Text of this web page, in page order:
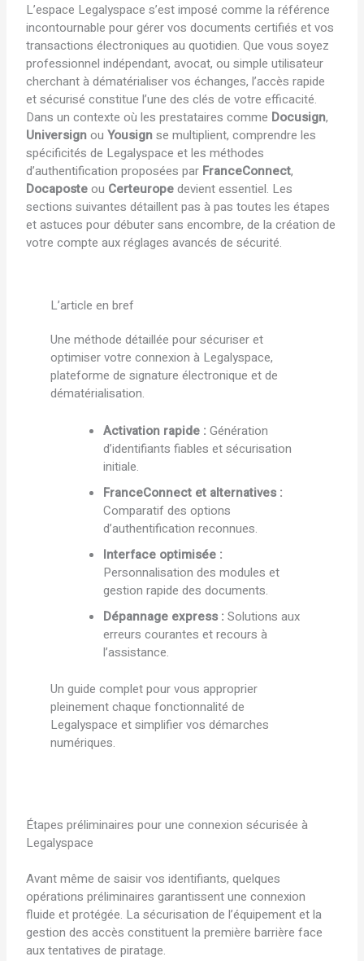
L’espace Legalyspace s’est imposé comme la référence
incontournable pour gérer vos documents certifiés et vos
transactions électroniques au quotidien. Que vous soyez
professionnel indépendant, avocat, ou simple utilisateur
cherchant à dématérialiser vos échanges, l’accès rapide
et sécurisé constitue l’une des clés de votre efficacité.
Dans un contexte où les prestataires comme Docusign,
UniversignouYousignse multiplient, comprendre les
spécificités de Legalyspace et les méthodes
d’authentification proposées par FranceConnect,
Docaposteou Certeuropedevient essentiel. Les
sections suivantes détaillent pas à pas toutes les étapes
et astuces pour débuter sans encombre, de la création de
votre compte aux réglages avancés de sécurité.
L’article en bref
Une méthode détaillée pour sécuriser et
optimiser votre connexion à Legalyspace,
plateforme de signature électronique et de
dématérialisation.
Activation rapide : Génération
d’identifiants fiables et sécurisation
initiale.
FranceConnect et alternatives :
Comparatif des options
d’authentification reconnues.
Interface optimisée :
Personnalisation des modules et
gestion rapide des documents.
Dépannage express : Solutions aux
erreurs courantes et recours à
l’assistance.
Un guide complet pour vous approprier
pleinement chaque fonctionnalité de
Legalyspace et simplifier vos démarches
numériques.
Étapes préliminaires pour une connexion sécurisée à
Legalyspace
Avant même de saisir vos identifiants, quelques
opérations préliminaires garantissent une connexion
fluide et protégée. La sécurisation de l’équipement et la
gestion des accès constituent la première barrière face
aux tentatives de piratage.